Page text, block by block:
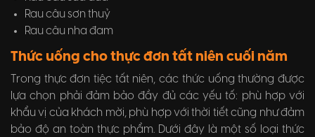
Rau câu sơn thuỷ
Rau câu nha đam
Thức uống cho thực đơn tất niên cuối năm
Trong thực đơn tiệc tất niên, các thức uống thường được
lựa chọn phải đảm bảo đầy đủ các yếu tố: phù hợp với
khẩu vị của khách mời, phù hợp với thời tiết cũng như đảm
bảo độ an toàn thực phẩm. Dưới đây là một số loại thức